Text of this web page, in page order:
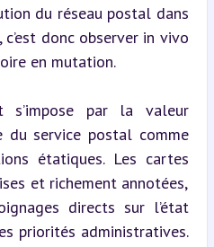
du réseau postal dans
donc observer in vivo
en mutation.
par la valeur
du service postal comme
étatiques. Les cartes
et richement annotées,
directs sur l’état
priorités administratives.